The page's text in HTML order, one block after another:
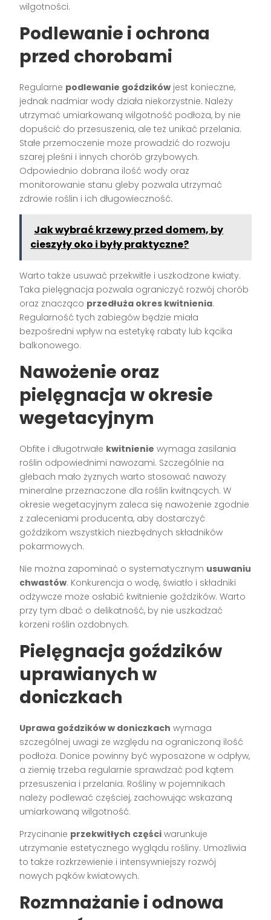
wilgotności.
Podlewanie i ochrona
przed chorobami
Regularne podlewanie goździków jest konieczne,
jednak nadmiar wody działa niekorzystnie. Należy
utrzymać umiarkowaną wilgotność podłoża, by nie
dopuścić do przesuszenia, ale też unikać przelania.
Stałe przemoczenie może prowadzić do rozwoju
szarej pleśni i innych chorób grzybowych.
Odpowiednio dobrana ilość wody oraz
monitorowanie stanu gleby pozwala utrzymać
zdrowie roślin i ich długowieczność.
Jak wybrać krzewy przed domem, by
cieszyły oko i były praktyczne?
Warto także usuwać przekwitłe i uszkodzone kwiaty.
Taka pielęgnacja pozwala ograniczyć rozwój chorób
oraz znacząco przedłuża okres kwitnienia.
Regularność tych zabiegów będzie miała
bezpośredni wpływ na estetykę rabaty lub kącika
balkonowego.
Nawożenie oraz
pielęgnacja w okresie
wegetacyjnym
Obfite i długotrwałe kwitnienie wymaga zasilania
roślin odpowiednimi nawozami. Szczególnie na
glebach mało żyznych warto stosować nawozy
mineralne przeznaczone dla roślin kwitnących. W
okresie wegetacyjnym zaleca się nawożenie zgodnie
z zaleceniami producenta, aby dostarczyć
goździkom wszystkich niezbędnych składników
pokarmowych.
Nie można zapominać o systematycznym usuwaniu
chwastów. Konkurencja o wodę, światło i składniki
odżywcze może osłabić kwitnienie goździków. Warto
przy tym dbać o delikatność, by nie uszkadzać
korzeni roślin ozdobnych.
Pielęgnacja goździków
uprawianych w
doniczkach
Uprawa goździków w doniczkach wymaga
szczególnej uwagi ze względu na ograniczoną ilość
podłoża. Donice powinny być wyposażone w odpływ,
a ziemię trzeba regularnie sprawdzać pod kątem
przesuszenia i przelania. Rośliny w pojemnikach
należy podlewać częściej, zachowując wskazaną
umiarkowaną wilgotność.
Przycinanie przekwitłych części warunkuje
utrzymanie estetycznego wyglądu rośliny. Umożliwia
to także rozkrzewienie i intensywniejszy rozwój
nowych pąków kwiatowych.
Rozmnażanie i odnowa